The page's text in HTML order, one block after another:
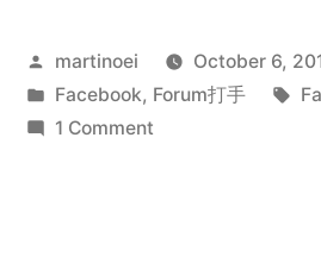
Posted
by
martinoei
October 6,
Posted
in
Facebook, Forum打手
1 Commenton